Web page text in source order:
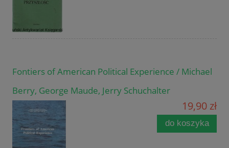
Fontiers of American Political Experience / Michael
Berry, George Maude, Jerry Schuchalter
19,90 zł
do koszyka